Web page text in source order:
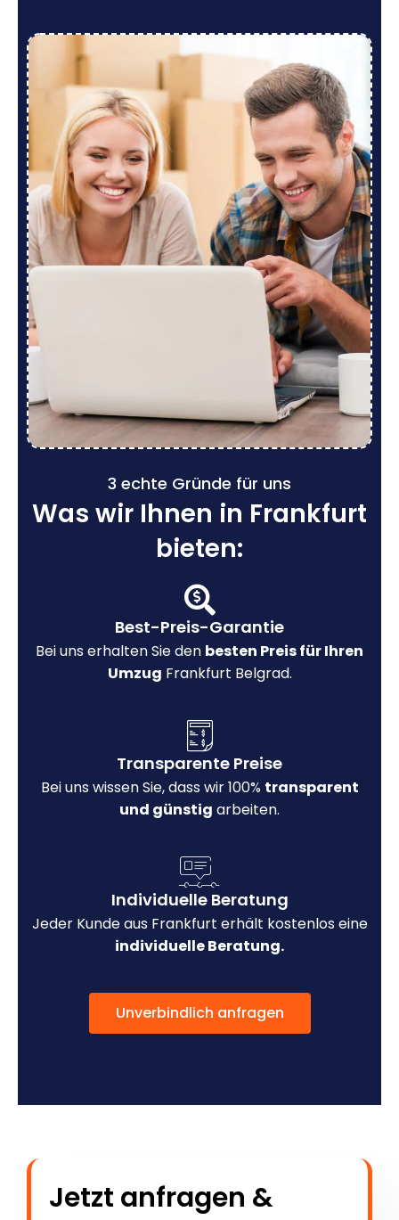
3 echte Gründe für uns
Was wir Ihnen in Frankfurt
bieten:
Best-Preis-Garantie
Bei uns erhalten Sie den besten Preis für Ihren
Umzug Frankfurt Belgrad.
Transparente Preise
Bei uns wissen Sie, dass wir 100% transparent
und günstig arbeiten.
Individuelle Beratung
Jeder Kunde aus Frankfurt erhält kostenlos eine
individuelle Beratung.
Unverbindlich anfragen
Jetzt anfragen &